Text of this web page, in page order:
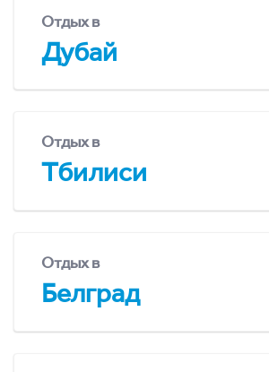
Отдых в
Дубай
Отдых в
Тбилиси
Отдых в
Белград